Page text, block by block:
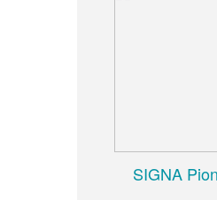
SIGNA